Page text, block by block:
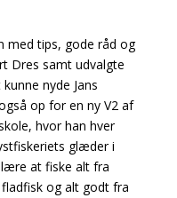
med tips, gode råd og
Dres samt udvalgte
nyde Jans
op for en ny V2 af
hvor han hver
glæder i
lære at fiske alt fra
og alt godt fra